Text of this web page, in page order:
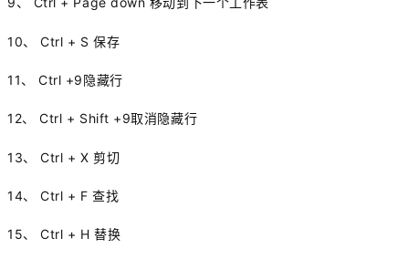
10、 Ctrl + S 保存
11、 Ctrl +9隐藏行
12、 Ctrl + Shift +9取消隐藏行
13、 Ctrl + X 剪切
14、 Ctrl + F 查找
15、 Ctrl + H 替换